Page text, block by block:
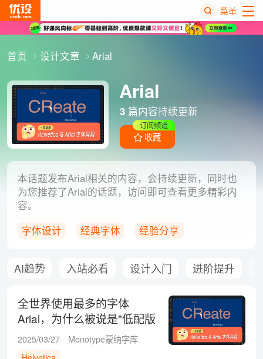
菜单
首页 设计文章 Arial
Arial
3 篇内容持续更新
收藏
订阅频道
本话题发布Arial相关的内容，会持续更新，同时也
为您推荐了Arial的话题，访问即可查看更多精彩内
容。
字体设计
经典字体
经验分享
AI趋势 入站必看 设计入门 进阶提升
全世界使用最多的字体
Arial，为什么被说是"低配版
Helvetica"？
2025/03/27
Monotype蒙纳字库